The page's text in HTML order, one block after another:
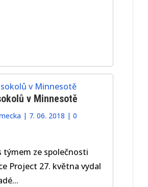
v Minnesotě
| 7. 06. 2018 | 0
týmem ze společnosti
Project 27. května vydal